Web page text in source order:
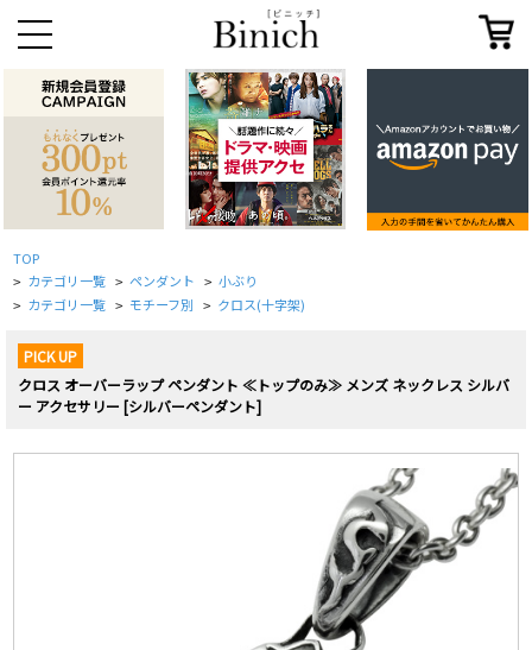
TOP
> カテゴリ一覧 > ペンダント > 小ぶり
> カテゴリ一覧 > モチーフ別 > クロス(十字架)
PICK UP
クロス オーバーラップ ペンダント ≪トップのみ≫ メンズ ネックレス シルバ
ー アクセサリー [シルバーペンダント]